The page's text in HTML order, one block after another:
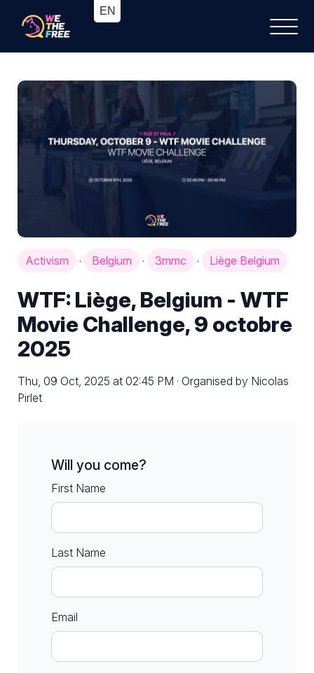
Activism · Belgium · 3mmc · Liège Belgium
WTF: Liège, Belgium - WTF
Movie Challenge, 9 octobre
2025
Thu, 09 Oct, 2025 at 02:45 PM · Organised by Nicolas
Pirlet
Will you come?
First Name
Last Name
Email